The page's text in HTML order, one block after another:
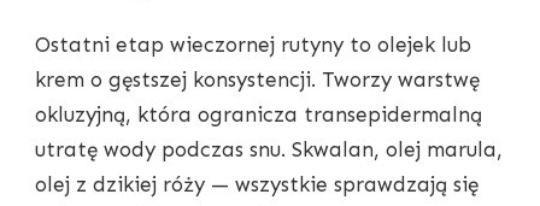
Ostatni etap wieczornej rutyny to olejek lub
krem o gęstszej konsystencji. Tworzy warstwę
okluzyjną, która ogranicza transepidermalną
utratę wody podczas snu. Skwalan, olej marula,
olej z dzikiej róży — wszystkie sprawdzają się